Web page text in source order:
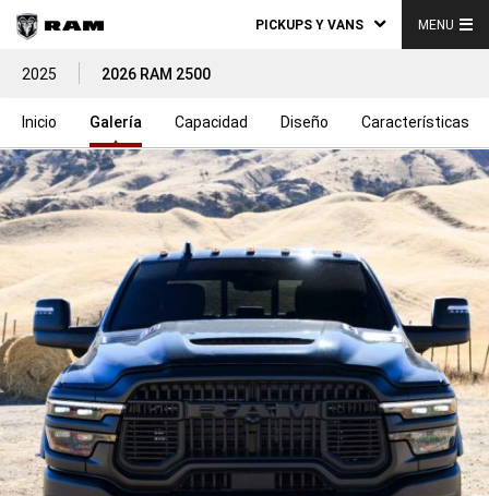
PICKUPS Y VANS MENU
2025 2026 RAM 2500
Inicio Galería Capacidad Diseño Características